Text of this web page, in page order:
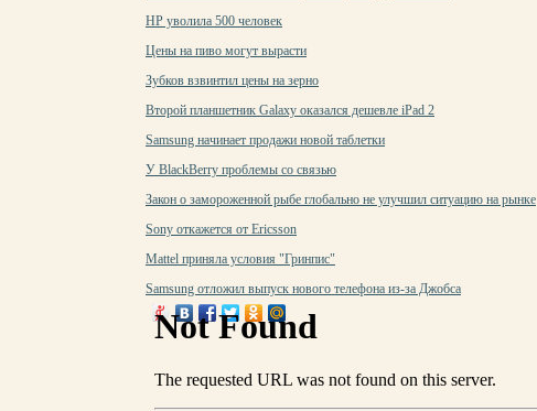
HP уволила 500 человек
Цены на пиво могут вырасти
Зубков взвинтил цены на зерно
Второй планшетник Galaxy оказался дешевле iPad 2
Samsung начинает продажи новой таблетки
У BlackBerry проблемы со связью
Закон о замороженной рыбе глобально не улучшил ситуацию на рынке
Sony откажется от Ericsson
Mattel приняла условия "Гринпис"
Samsung отложил выпуск нового телефона из-за Джобса